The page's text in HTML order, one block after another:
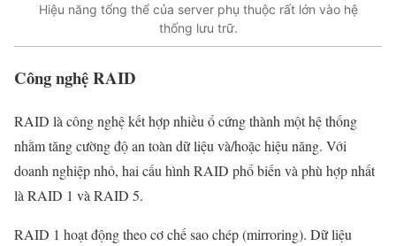
Hiệu năng tổng thể của server phụ thuộc rất lớn vào hệ
thống lưu trữ.
Công nghệ RAID
RAID là công nghệ kết hợp nhiều ổ cứng thành một hệ thống
nhằm tăng cường độ an toàn dữ liệu và/hoặc hiệu năng. Với
doanh nghiệp nhỏ, hai cấu hình RAID phổ biến và phù hợp nhất
là RAID 1 và RAID 5.
RAID 1 hoạt động theo cơ chế sao chép (mirroring). Dữ liệu